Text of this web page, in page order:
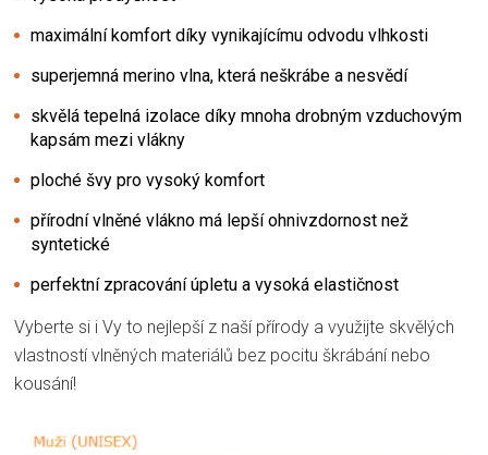
maximální komfort díky vynikajícímu odvodu vlhkosti
superjemná merino vlna, která neškrábe a nesvědí
skvělá tepelná izolace díky mnoha drobným vzduchovým
kapsám mezi vlákny
ploché švy pro vysoký komfort
přírodní vlněné vlákno má lepší ohnivzdornost než
syntetické
perfektní zpracování úpletu a vysoká elastičnost
Vyberte si i Vy to nejlepší z naší přírody a využijte skvělých
vlastností vlněných materiálů bez pocitu škrábání nebo
kousání!